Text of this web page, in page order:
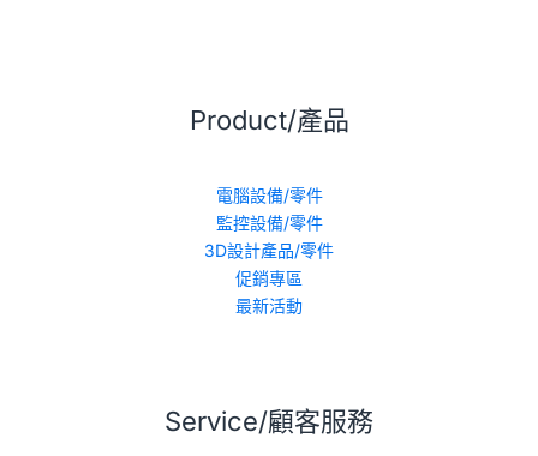
Product/產品
電腦設備/零件
監控設備/零件
3D設計產品/零件
促銷專區
最新活動
Service/顧客服務